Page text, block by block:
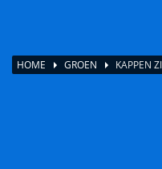
HOME GROEN KAPPEN